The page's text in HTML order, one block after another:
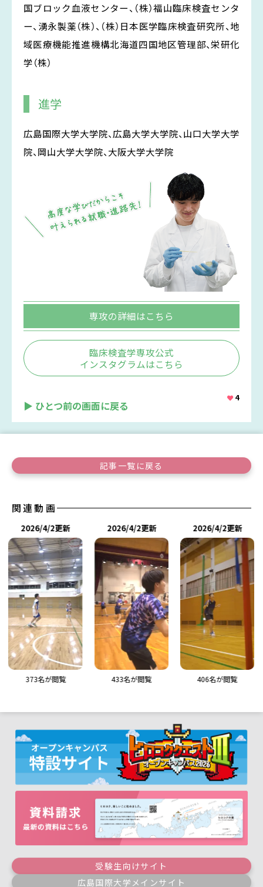
国ブロック血液センター、（株）福山臨床検査センタ
ー、湧永製薬（株）、（株）日本医学臨床検査研究所、地
域医療機能推進機構北海道四国地区管理部、栄研化
学（株）
進学
広島国際大学大学院、広島大学大学院、山口大学大学
院、岡山大学大学院、大阪大学大学院
専攻の詳細はこちら
臨床検査学専攻公式
インスタグラムはこちら
4
▶ ひとつ前の画面に戻る
記事一覧に戻る
関連動画
2026/4/2更新
373名が閲覧
2026/4/2更新
433名が閲覧
2026/4/2更新
406名が閲覧
受験生向けサイト
広島国際大学メインサイト